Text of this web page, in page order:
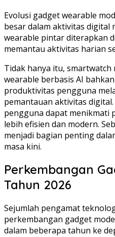
Evolusi gadget wearable
besar dalam aktivitas digital
wearable pintar diterapkan
memantau aktivitas harian
Tidak hanya itu,
wearable berbasis AI
produktivitas pengguna
pemantauan aktivitas
pengguna dapat menikmati
lebih efisien dan modern.
menjadi bagian penting
masa kini.
Perkembangan
Tahun 2026
Sejumlah pengamat
perkembangan gadget
dalam beberapa tahun ke